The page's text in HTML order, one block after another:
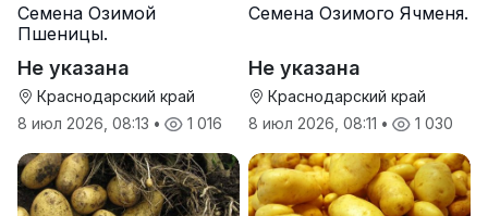
Семена Озимой
Пшеницы.
Не указана
Краснодарский край
8 июл 2026, 08:13 • 1 016
Семена Озимого Ячменя.
Не указана
Краснодарский край
8 июл 2026, 08:11 • 1 030